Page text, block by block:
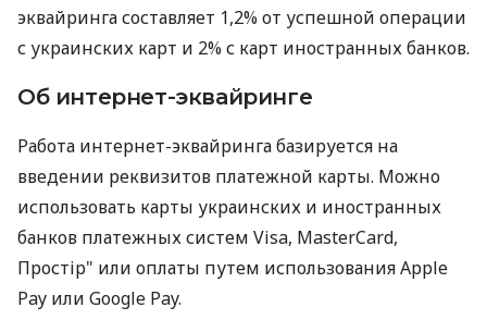
эквайринга составляет 1,2% от успешной операции
с украинских карт и 2% с карт иностранных банков.
Об интернет-эквайринге
Работа интернет-эквайринга базируется на
введении реквизитов платежной карты. Можно
использовать карты украинских и иностранных
банков платежных систем Visa, MasterCard,
Простір" или оплаты путем использования Apple
Pay или Google Pay.